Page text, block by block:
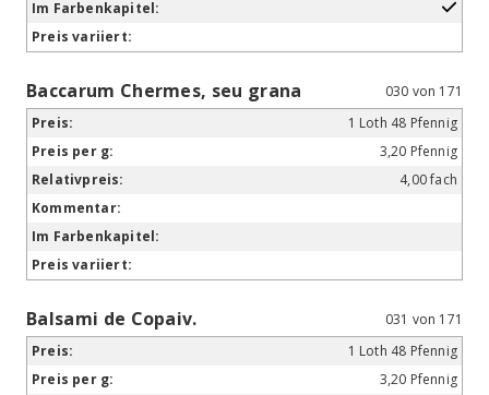
Baccarum Chermes, seu grana
030 von 171
1 Loth 48 Pfennig
3,20 Pfennig
4,00 fach
Balsami de Copaiv.
031 von 171
1 Loth 48 Pfennig
3,20 Pfennig